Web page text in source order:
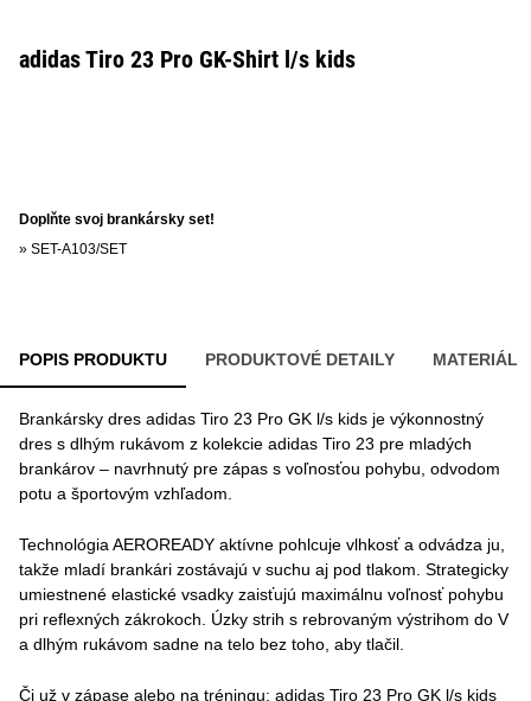
adidas Tiro 23 Pro GK-Shirt l/s kids
Doplňte svoj brankársky set!
» SET-A103/SET
POPIS PRODUKTU PRODUKTOVÉ DETAILY MATERIÁL
Brankársky dres adidas Tiro 23 Pro GK l/s kids je výkonnostný
dres s dlhým rukávom z kolekcie adidas Tiro 23 pre mladých
brankárov – navrhnutý pre zápas s voľnosťou pohybu, odvodom
potu a športovým vzhľadom.
Technológia AEROREADY aktívne pohlcuje vlhkosť a odvádza ju,
takže mladí brankári zostávajú v suchu aj pod tlakom. Strategicky
umiestnené elastické vsadky zaisťujú maximálnu voľnosť pohybu
pri reflexných zákrokoch. Úzky strih s rebrovaným výstrihom do V
a dlhým rukávom sadne na telo bez toho, aby tlačil.
Či už v zápase alebo na tréningu: adidas Tiro 23 Pro GK l/s kids